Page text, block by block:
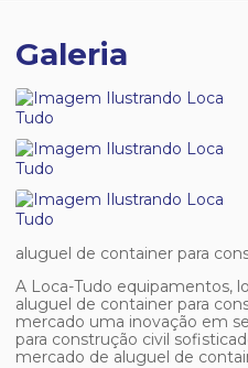
Galeria
aluguel de container para
A Loca-Tudo equipamentos,
aluguel de container para
mercado uma inovação em
para construção civil
mercado de aluguel de